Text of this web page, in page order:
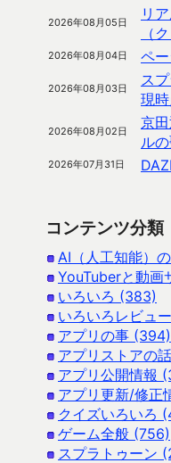
2026年08月05日
リ
（
2026年08月04日 ペ
2026年08月03日
ス
現
2026年08月02日
京
ル
2026年07月31日
コンテンツ分類
AI（人工知能）
YouTuberと動画
いろいろ (383)
いろいろレビュ
アプリの事 (394)
アプリストアの
アプリ公開情報
アプリ更新/修正
クイズいろいろ
ゲーム全般 (756)
スプラトゥーン